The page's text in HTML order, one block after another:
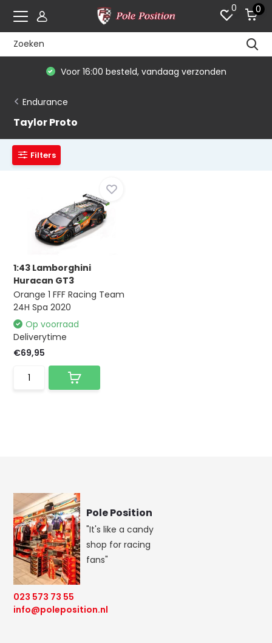
0 0
Voor 16:00 besteld, vandaag verzonden
Endurance
Taylor Proto
Filters
1:43 Lamborghini
Huracan GT3
Orange 1 FFF Racing Team
24H Spa 2020
Op voorraad
Deliverytime
€69,95
Pole Position
"It's like a candy
shop for racing
fans"
023 573 73 55
info@poleposition.nl